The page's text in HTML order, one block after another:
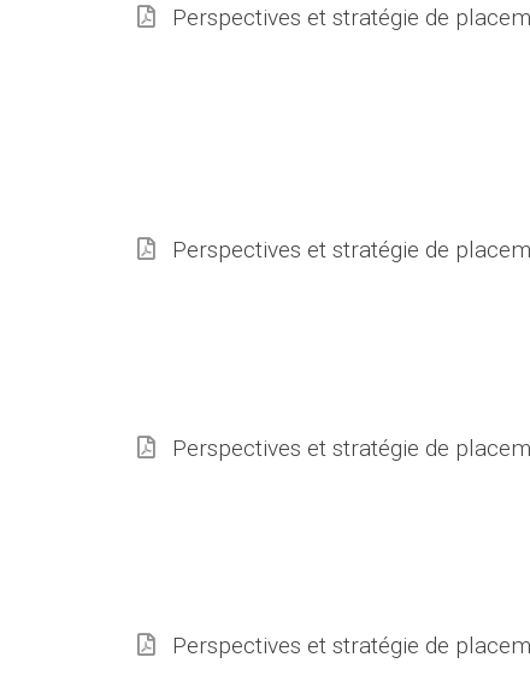
Perspectives et stratégie de
Perspectives et stratégie de
Perspectives et stratégie de
Perspectives et stratégie de